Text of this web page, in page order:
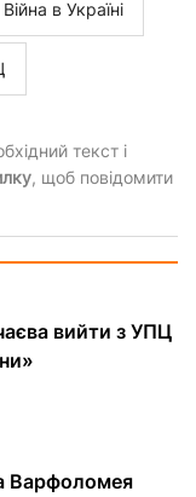
Війна в Україні
текст і
, щоб повідомити
вийти з УПЦ
Варфоломея